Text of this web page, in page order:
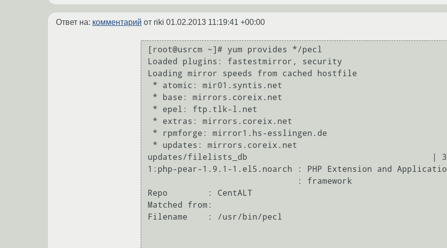
Ответ на: комментарий от riki 01.02.2013 11:19:41 +00:00
[root@usrcm ~]# yum provides */pecl
Loaded plugins: fastestmirror, security
Loading mirror speeds from cached hostfile
updates/filelists_db                                     | 3.6
1:php-pear-1.9.1-1.el5.noarch : PHP Extension and
Repo        : CentALT
Matched from:
Filename    : /usr/bin/pecl